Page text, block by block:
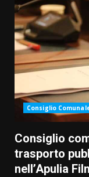
Consiglio
Consiglio
trasporto
nell’Apulia